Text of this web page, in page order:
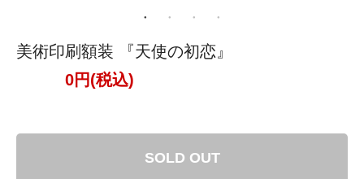
美術印刷額装 『天使の初恋』
0円(税込)
SOLD OUT